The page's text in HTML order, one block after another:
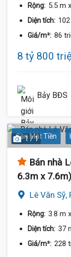
Rộng: 5.5 m
Diện tích:
Giá/m²: 86
8 tỷ 800
Bảy BĐS
Gần Mặt Tiền
1 / 1
Bán nhà
6.3m x
Lê Văn Sỹ,
Rộng: 3.8 m
Diện tích: 37
Giá/m²: 228